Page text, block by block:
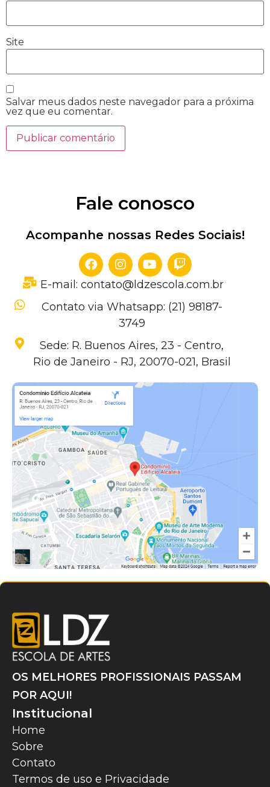
Site
Salvar meus dados neste navegador para a próxima
vez que eu comentar.
Fale conosco
Acompanhe nossas Redes Sociais!
E-mail: contato@ldzescola.com.br
Contato via Whatsapp: (21) 98187-
3749
Sede: R. Buenos Aires, 23 - Centro,
Rio de Janeiro - RJ, 20070-021, Brasil
OS MELHORES PROFISSIONAIS PASSAM
POR AQUI!
Institucional
Home
Sobre
Contato
Termos de uso e Privacidade